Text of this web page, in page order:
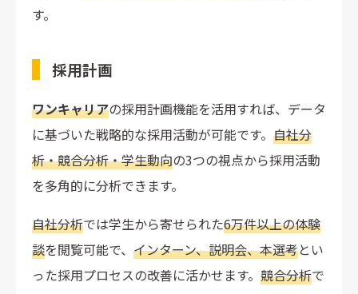
す。
採用計画
ワンキャリアの採用計画機能を活用すれば、データ
に基づいた戦略的な採用活動が可能です。 自社分
析・競合分析・学生動向の3つの視点から採用活動
を多角的に分析できます。
自社分析では学生から寄せられた6万件以上の体験
談を閲覧可能で、 インターン、説明会、本選考とい
った採用プロセスの改善に活かせます。 競合分析で